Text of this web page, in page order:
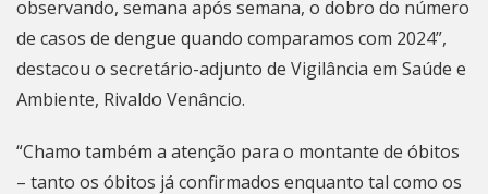
observando, semana após semana, o dobro do número
de casos de dengue quando comparamos com 2024”,
destacou o secretário-adjunto de Vigilância em Saúde e
Ambiente, Rivaldo Venâncio.
“Chamo também a atenção para o montante de óbitos
– tanto os óbitos já confirmados enquanto tal como os